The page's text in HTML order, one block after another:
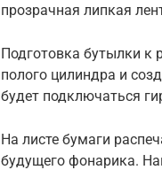
прозрачная липкая
Подготовка бутылки к
полого цилиндра и
будет подключаться
На листе бумаги
будущего фонарика.